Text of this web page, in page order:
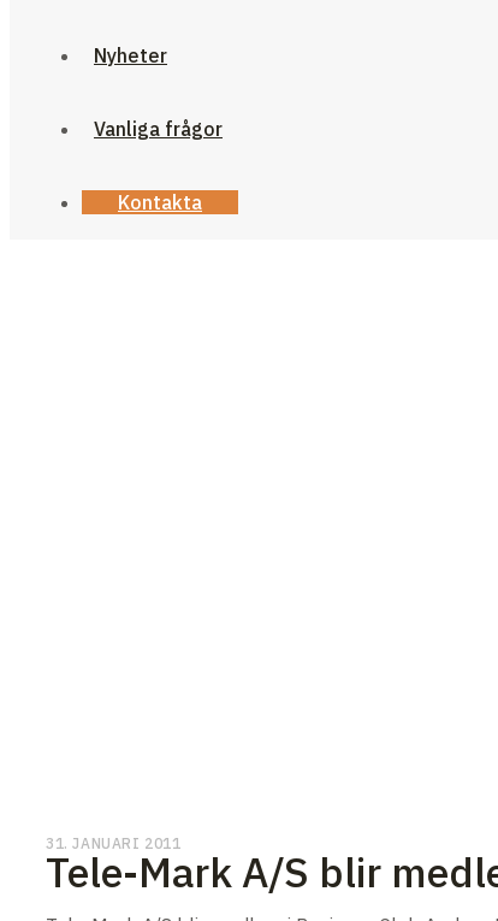
Nyheter
Vanliga frågor
Kontakta
31. JANUARI 2011
Tele-Mark A/S blir